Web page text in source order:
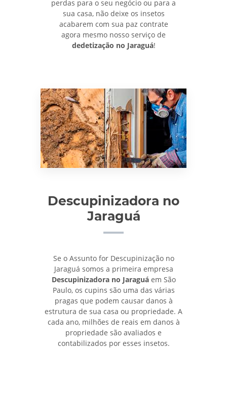
perdas para o seu negócio ou para a
sua casa, não deixe os insetos
acabarem com sua paz contrate
agora mesmo nosso serviço de
dedetização no Jaraguá!
Descupinizadora no
Jaraguá
Se o Assunto for Descupinização no
Jaraguá somos a primeira empresa
Descupinizadora no Jaraguáem São
Paulo, os cupins são uma das várias
pragas que podem causar danos à
estrutura de sua casa ou propriedade. A
cada ano, milhões de reais em danos à
propriedade são avaliados e
contabilizados por esses insetos.